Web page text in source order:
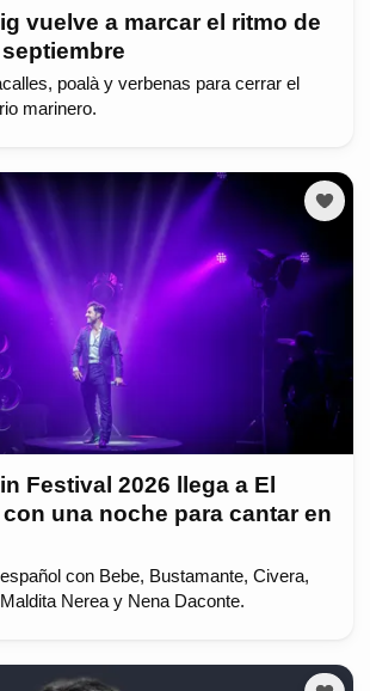
vuelve a marcar el ritmo de
poalà y verbenas para cerrar el
marinero.
Festival 2026 llega a El
una noche para cantar en
con Bebe, Bustamante, Civera,
Nerea y Nena Daconte.